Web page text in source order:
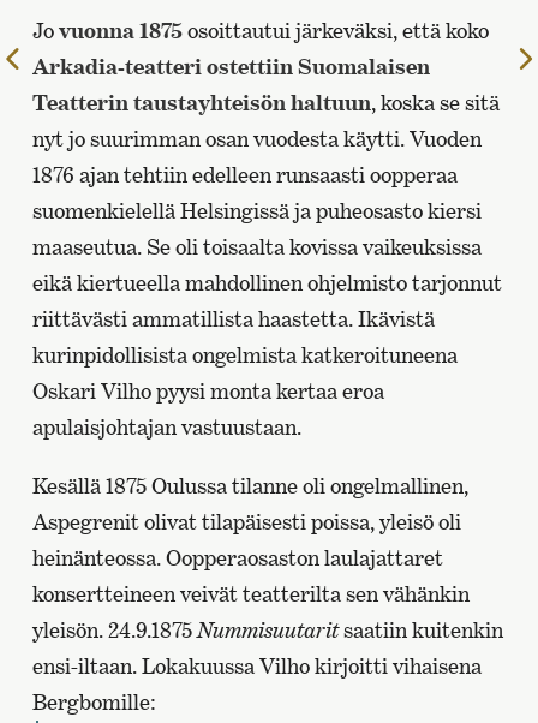
Jovuonna 1875osoittautui järkeväksi, että koko
Arkadia-teatteri ostettiin Suomalaisen
Teatterin taustayhteisön haltuun, koska se sitä
nyt jo suurimman osan vuodesta käytti. Vuoden
1876 ajan tehtiin edelleen runsaasti oopperaa
suomenkielellä Helsingissä ja puheosasto kiersi
maaseutua. Se oli toisaalta kovissa vaikeuksissa
eikä kiertueella mahdollinen ohjelmisto tarjonnut
riittävästi ammatillista haastetta. Ikävistä
kurinpidollisista ongelmista katkeroituneena
Oskari Vilho pyysi monta kertaa eroa
apulaisjohtajan vastuustaan.
Kesällä 1875 Oulussa tilanne oli ongelmallinen,
Aspegrenit olivat tilapäisesti poissa, yleisö oli
heinänteossa. Oopperaosaston laulajattaret
konsertteineen veivät teatterilta sen vähänkin
yleisön. 24.9.1875Nummisuutaritsaatiin kuitenkin
ensi-iltaan. Lokakuussa Vilho kirjoitti vihaisena
Bergbomille:
Edelliselle